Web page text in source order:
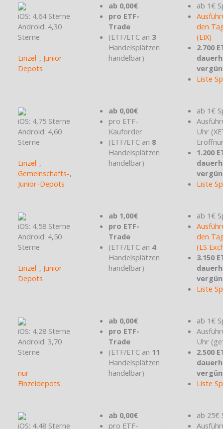
iOS: 4,64 Sterne
Android: 4,30
Sterne
Einzel-, Junior-
Depots
ab 0,00€
pro ETF-
Trade
(ETF/ETC an 3
Handelsplätzen
handelbar)
ab 1€
den
(EIX)
2.700
Liste
iOS: 4,75 Sterne
Android: 4,60
Sterne
Einzel-,
Gemeinschafts-,
Junior-Depots
ab 0,00€
pro ETF-
Kauforder
(ETF/ETC an 8
Handelsplätzen
handelbar)
ab 1€
Uhr
1.200
Liste
iOS: 4,58 Sterne
Android: 4,50
Sterne
Einzel-, Junior-
Depots
ab 1,00€
pro ETF-
Trade
(ETF/ETC an 4
Handelsplätzen
handelbar)
ab 1€
den
(LS
3.150
Liste
iOS: 4,28 Sterne
Android: 3,70
Sterne
nur
Einzeldepots
ab 0,00€
pro ETF-
Trade
(ETF/ETC an 11
Handelsplätzen
handelbar)
ab 1€
Uhr
2.500
Liste
iOS: 4,48 Sterne
ab 0,00€
pro ETF-
ab 25€